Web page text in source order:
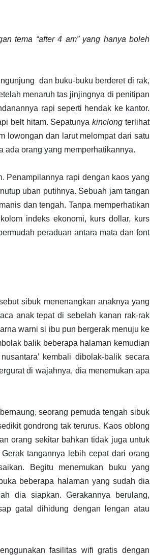
tema “after 4 am” yang hanya boleh
dan buku-buku berderet di rak,
menaruh tas jinjingnya di penitipan
rapi seperti hendak ke kantor.
belt hitam. Sepatunyakinclong terlihat
lowongan dan larut melompat dari satu
ada orang yang memperhatikannya.
Penampilannya rapi dengan kaos yang
uban putihnya. Sebuah jam tangan
dan tengah. Tanpa memperhatikan
indeks ekonomi, kurs dollar, kurs
peraduan antara mata dan font
sibuk menenangkan anaknya yang
anak tepat di sebelah kanan rak-rak
warni si ibu pun bergerak menuju ke
balik beberapa halaman kemudian
kembali dibolak-balik secara
di wajahnya, dia menemukan apa
seorang pemuda tengah sibuk
gondrong tak terurus. Kaos oblong
orang sekitar bahkan tidak juga untuk
tangannya lebih cepat dari orang
Begitu menemukan buku yang
beberapa halaman yang sudah dia
dia siapkan. Gerakannya berulang,
gatal dihidung dengan lengan atau
fasilitas wifi gratis dengan